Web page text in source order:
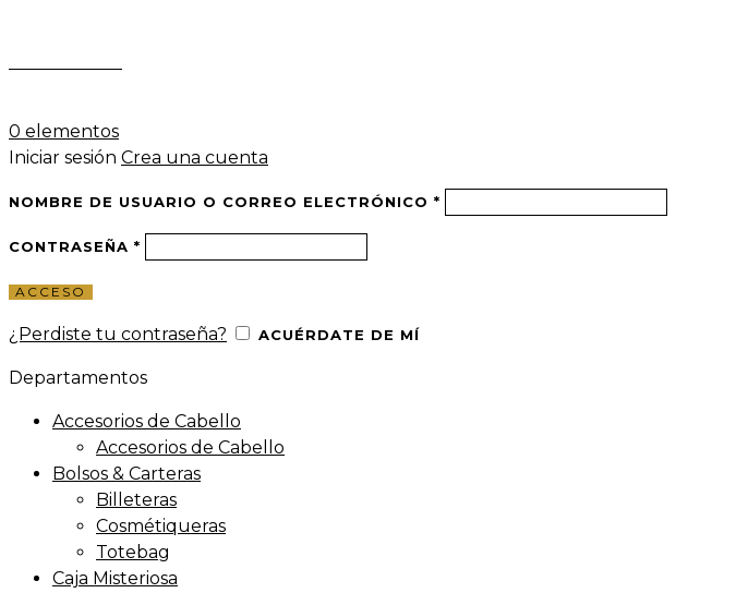
0 elementos
Iniciar sesión Crea una cuenta
NOMBRE DE USUARIO O CORREO ELECTRÓNICO *
CONTRASEÑA *
ACCESO
¿Perdiste tu contraseña? ACUÉRDATE DE MÍ
Departamentos
Accesorios de Cabello
Accesorios de Cabello
Bolsos & Carteras
Billeteras
Cosmétiqueras
Totebag
Caja Misteriosa